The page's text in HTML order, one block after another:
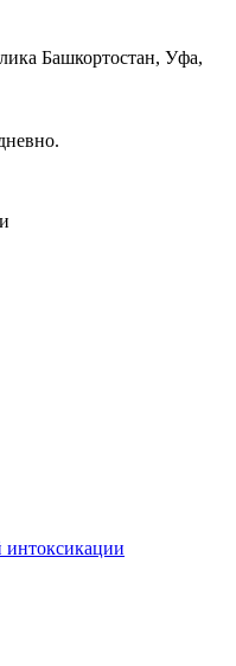
Башкортостан, Уфа,
интоксикации